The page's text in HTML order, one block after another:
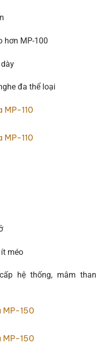
hơn MP-100
đa thể loại
méo
hệ thống, mâm than